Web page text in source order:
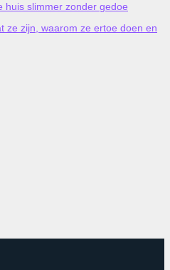
huis slimmer zonder gedoe
ze zijn, waarom ze ertoe doen en